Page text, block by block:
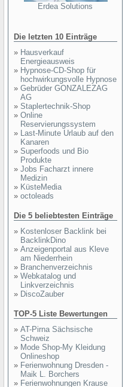
Erdea Solutions
Die letzten 10 Einträge
» Hausverkauf
Energieausweis
» Hypnose-CD-Shop für
hochwirkungsvolle Hypnose
» Gebrüder GONZALEZAG
AG
» Staplertechnik-Shop
» Online
Reservierungssystem
» Last-Minute Urlaub auf den
Kanaren
» Superfoods und Bio
Produkte
» Jobs Facharzt innere
Medizin
» KüsteMedia
» octoleads
Die 5 beliebtesten Einträge
» Kostenloser Backlink bei
BacklinkDino
» Anzeigenportal aus Kleve
am Niederrhein
» Branchenverzeichnis
» Webkatalog und
Linkverzeichnis
» DiscoZauber
TOP-5 Liste Bewertungen
» AT-Pirna Sächsische
Schweiz
» Mode Shop-My Kleidung
Onlineshop
» Ferienwohnung Dresden -
Maik L. Borchers
» Ferienwohnungen Krause